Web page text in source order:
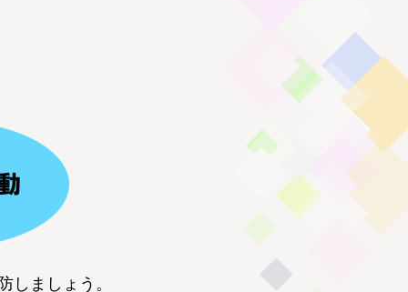
しましょう。